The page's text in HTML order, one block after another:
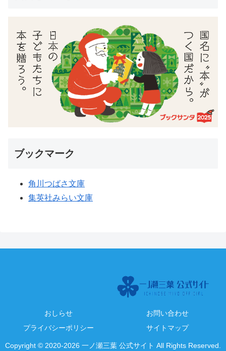
ブックマーク
角川つばさ文庫
集英社みらい文庫
おしらせ
お問い合わせ
プライバシーポリシー
サイトマップ
Copyright © 2020-2026 一ノ瀬三葉 公式サイト All Rights Reserved.